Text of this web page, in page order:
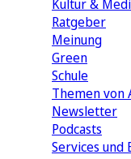
Kultur &
Ratgeber
Meinung
Green
Schule
Themen von
Newsletter
Podcasts
Services und